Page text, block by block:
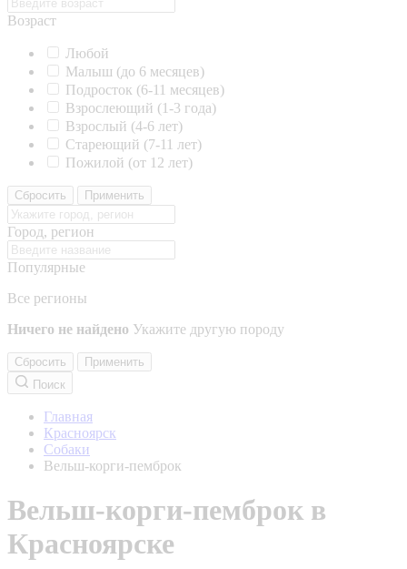
Возраст
Любой
Малыш (до 6 месяцев)
Подросток (6-11 месяцев)
Взрослеющий (1-3 года)
Взрослый (4-6 лет)
Стареющий (7-11 лет)
Пожилой (от 12 лет)
Сбросить Применить
Город, регион
Популярные
Все регионы
Ничего не найдено Укажите другую породу
Сбросить
Применить
Поиск
Главная
Красноярск
Собаки
Вельш-корги-пемброк
Вельш-корги-пемброк в
Красноярске